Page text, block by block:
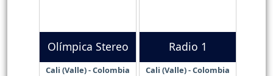
Olímpica Stereo
Cali (Valle) - Colombia
Radio 1
Cali (Valle) - Colombia